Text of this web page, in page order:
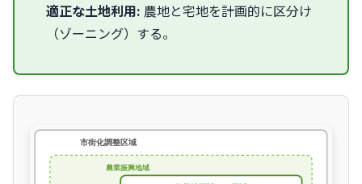
適正な土地利用: 農地と宅地を計画的に区分け
（ゾーニング）する。